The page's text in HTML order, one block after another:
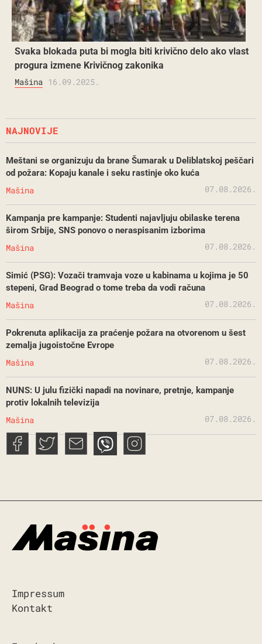
Svaka blokada puta bi mogla biti krivično delo ako vlast
progura izmene Krivičnog zakonika
Mašina 16.09.2025.
NAJNOVIJE
Meštani se organizuju da brane Šumarak u Deliblatskoj peščari
od požara: Kopaju kanale i seku rastinje oko kuća
Mašina 07.08.2026.
Kampanja pre kampanje: Studenti najavljuju obilaske terena
širom Srbije, SNS ponovo o neraspisanim izborima
Mašina 07.08.2026.
Simić (PSG): Vozači tramvaja voze u kabinama u kojima je 50
stepeni, Grad Beograd o tome treba da vodi računa
Mašina 07.08.2026.
Pokrenuta aplikacija za praćenje požara na otvorenom u šest
zemalja jugoistočne Evrope
Mašina 07.08.2026.
NUNS: U julu fizički napadi na novinare, pretnje, kampanje
protiv lokalnih televizija
Mašina 07.08.2026.
Impressum
Kontakt